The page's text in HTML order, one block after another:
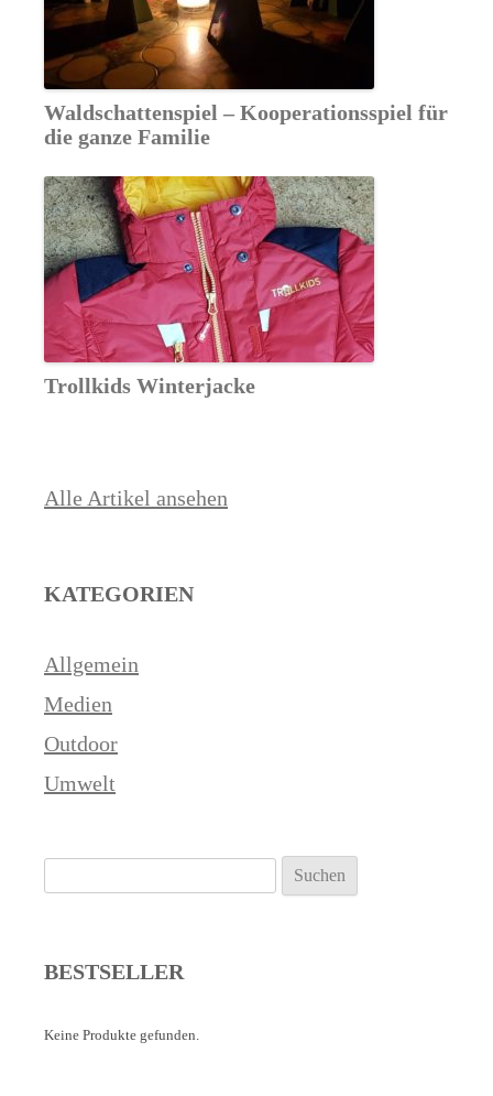
Waldschattenspiel – Kooperationsspiel für
die ganze Familie
Trollkids Winterjacke
Alle Artikel ansehen
KATEGORIEN
Allgemein
Medien
Outdoor
Umwelt
nach:
BESTSELLER
Keine Produkte gefunden.